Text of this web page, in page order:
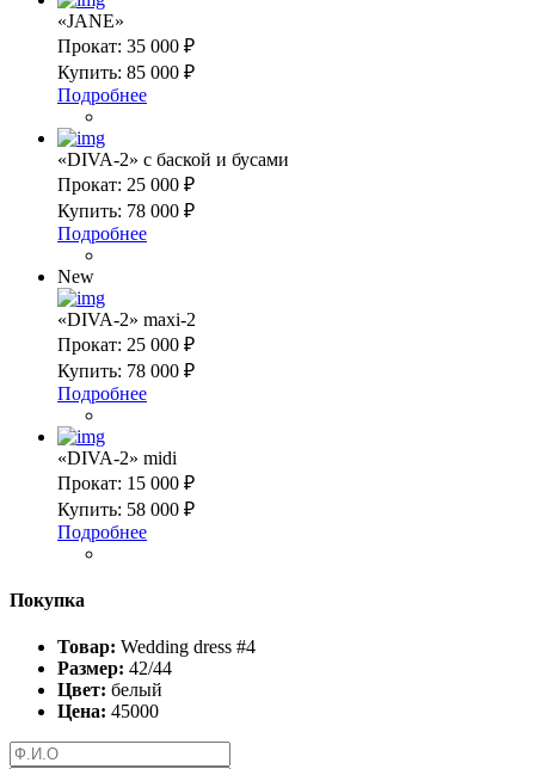
«JANE»
Прокат: 35 000 ₽
Купить: 85 000 ₽
Подробнее
«DIVA-2» с баской и бусами
Прокат: 25 000 ₽
Купить: 78 000 ₽
Подробнее
New
«DIVA-2» maxi-2
Прокат: 25 000 ₽
Купить: 78 000 ₽
Подробнее
«DIVA-2» midi
Прокат: 15 000 ₽
Купить: 58 000 ₽
Подробнее
Покупка
Товар: Wedding dress #4
Размер: 42/44
Цвет: белый
Цена: 45000